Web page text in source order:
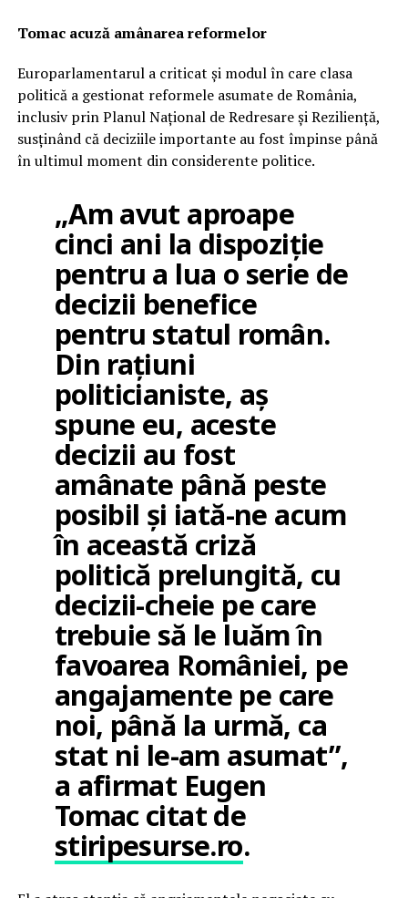
Tomac acuză amânarea reformelor
Europarlamentarul a criticat și modul în care clasa
politică a gestionat reformele asumate de România,
inclusiv prin Planul Național de Redresare și Reziliență,
susținând că deciziile importante au fost împinse până
în ultimul moment din considerente politice.
„Am avut aproape
cinci ani la dispoziție
pentru a lua o serie de
decizii benefice
pentru statul român.
Din rațiuni
politicianiste, aș
spune eu, aceste
decizii au fost
amânate până peste
posibil și iată-ne acum
în această criză
politică prelungită, cu
decizii-cheie pe care
trebuie să le luăm în
favoarea României, pe
angajamente pe care
noi, până la urmă, ca
stat ni le-am asumat”,
a afirmat Eugen
Tomac citat de
stiripesurse.ro.